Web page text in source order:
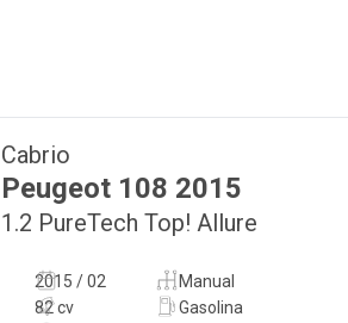
Cabrio
Peugeot 108 2015
1.2 PureTech Top! Allure
2015 / 02 Manual
82 cv
Gasolina